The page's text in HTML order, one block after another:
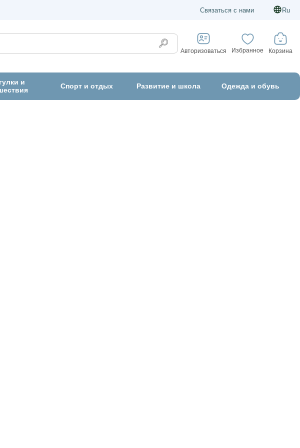
Связаться с нами Ru
Авторизоваться Избранное Корзина
и
Спорт и отдых Развитие и школа Одежда и обувь